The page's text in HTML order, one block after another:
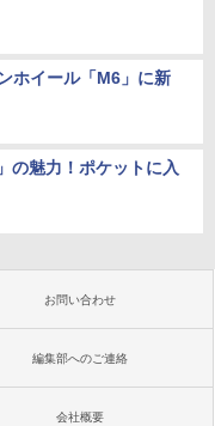
ホイール「M6」に新
の魅力！ポケットに入
お問い合わせ
編集部へのご連絡
会社概要